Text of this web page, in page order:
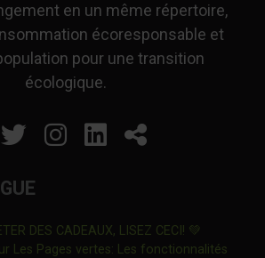
en un même répertoire,
écoresponsable et
pour une transition
écologique.
lien s'ouvrira dans
Twitter
Ce lien s'ouvrira
Instagram
Ce lien s'ouvrira
LinkedIn
Ce lien
Partager
DES CADEAUX, LISEZ CECI! 💚
Les Pages vertes: Les fonctionnalités